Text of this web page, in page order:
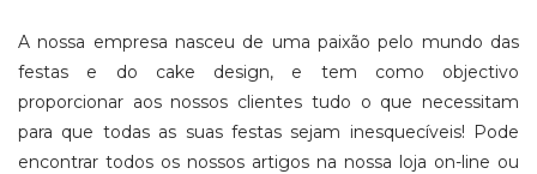
A nossa empresa nasceu de uma paixão pelo mundo das
festas e do cake design, e tem como objectivo
proporcionar aos nossos clientes tudo o que necessitam
para que todas as suas festas sejam inesquecíveis! Pode
encontrar todos os nossos artigos na nossa loja on-line ou